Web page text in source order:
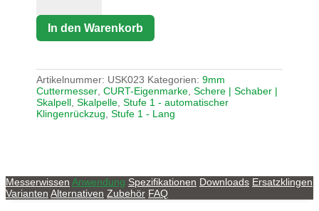
In den Warenkorb
Artikelnummer: USK023 Kategorien:9mm
Cuttermesser ,CURT-Eigenmarke ,Schere | Schaber |
Skalpell ,Skalpelle ,Stufe 1 - automatischer
Klingenrückzug ,Stufe 1 - Lang
Messerwissen Anwendung Spezifikationen Downloads Ersatzklingen
Varianten Alternativen Zubehör FAQ